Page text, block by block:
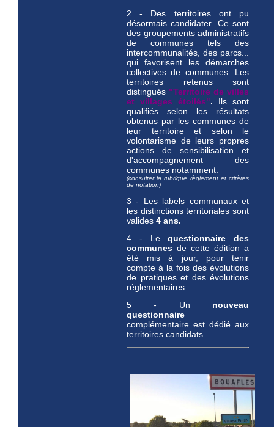
2 - Des territoires ont pu
désormais candidater. Ce sont
des groupements administratifs
de communes tels des
intercommunalités, des parcs...
qui favorisent les démarches
collectives de communes. Les
territoires retenus sont
distingués "Territoire de villes
et villages étoilés". Ils sont
qualifiés selon les résultats
obtenus par les communes de
leur territoire et selon le
volontarisme de leurs propres
actions de sensibilisation et
d'accompagnement des
communes notamment.
(consulter la rubrique règlement et critères
de notation)
3 - Les labels communaux et
les distinctions territoriales sont
valides 4 ans.
4 - Lequestionnaire des
communes de cette édition a
été mis à jour, pour tenir
compte à la fois des évolutions
de pratiques et des évolutions
réglementaires.
5 - Un nouveau
questionnaire
complémentaire est dédié aux
territoires candidats.